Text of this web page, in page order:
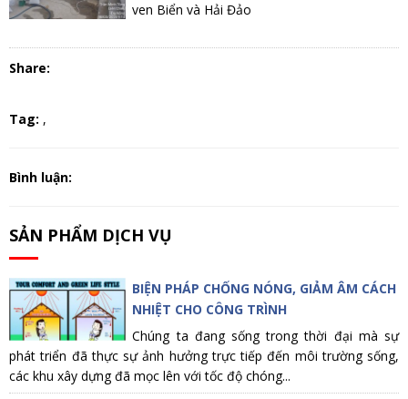
ven Biển và Hải Đảo
Share:
Tag: ,
Bình luận:
SẢN PHẨM DỊCH VỤ
BIỆN PHÁP CHỐNG NÓNG, GIẢM ÂM CÁCH
NHIỆT CHO CÔNG TRÌNH
Chúng ta đang sống trong thời đại mà sự
phát triển đã thực sự ảnh hưởng trực tiếp đến môi trường sống,
các khu xây dựng đã mọc lên với tốc độ chóng...